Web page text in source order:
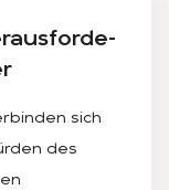
sich
des